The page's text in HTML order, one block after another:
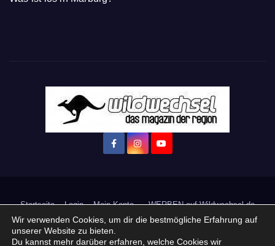
Startseite Login Mein Konto · WERBEN auf Wildwechsel.de
+ Neue Veranstaltung eintragen:
Wir verwenden Cookies, um dir die bestmögliche Erfahrung auf
unserer Website zu bieten.
Du kannst mehr darüber erfahren, welche Cookies wir